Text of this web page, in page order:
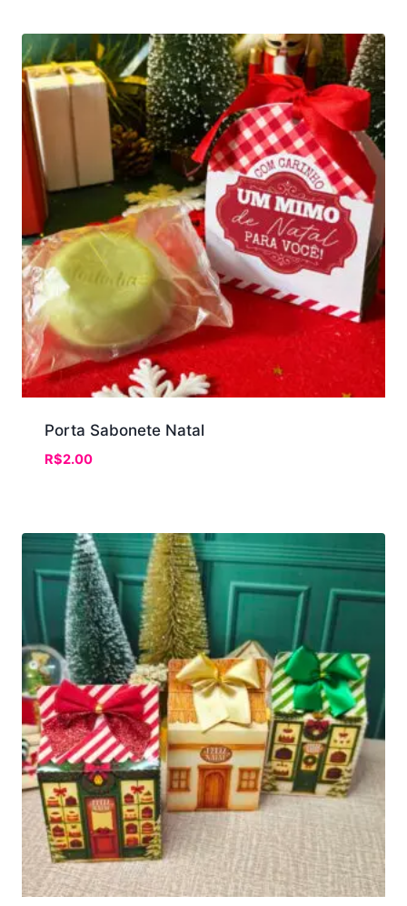
Porta Sabonete Natal
R$2.00